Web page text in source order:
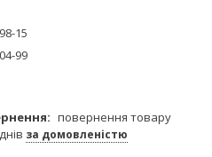
15
99
повернення товару
за домовленістю